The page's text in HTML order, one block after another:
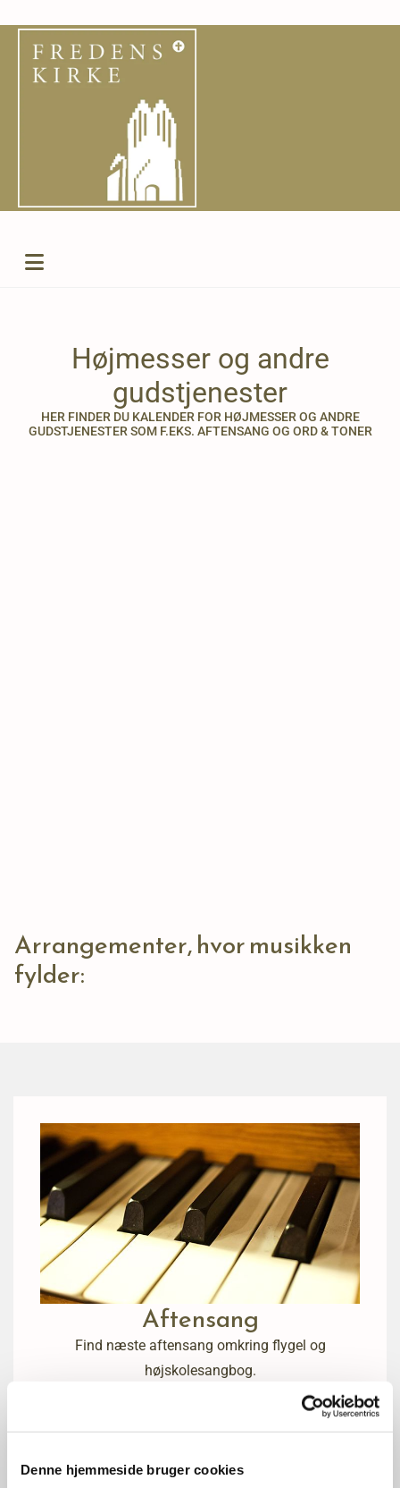
Denne hjemmeside bruger cookies
Højmesser og andre
gudstjenester
HER FINDER DU KALENDER FOR HØJMESSER OG ANDRE
GUDSTJENESTER SOM F.EKS. AFTENSANG OG ORD & TONER
Arrangementer, hvor musikken
fylder:
Aftensang
Find næste aftensang omkring flygel og
højskolesangbog.